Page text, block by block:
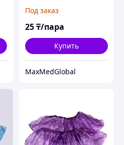
Под заказ
25₸/пара
Купить
MaxMedGlobal